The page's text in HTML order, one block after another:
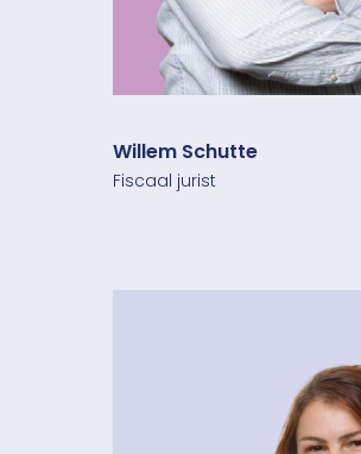
Willem Schutte
Fiscaal jurist